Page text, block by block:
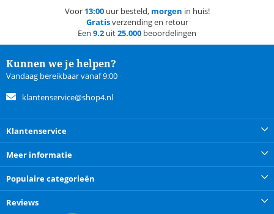
Voor 13:00uur besteld, morgen in huis!
Gratisverzending en retour
Een 9.2 uit25.000 beoordelingen
Kunnen we je helpen?
Vandaag bereikbaar vanaf 9:00
klantenservice@shop4.nl
Klantenservice
Meer informatie
Populaire categorieën
Reviews